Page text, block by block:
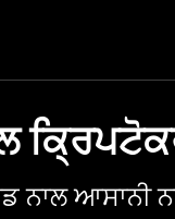
ਨਾਲ ਆਸਾਨੀ